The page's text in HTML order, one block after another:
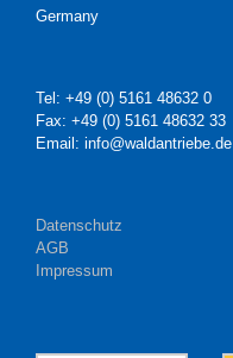
Germany
Tel: +49 (0) 5161 48632 0
Fax: +49 (0) 5161 48632 33
Email: info@waldantriebe.de
Datenschutz
AGB
Impressum